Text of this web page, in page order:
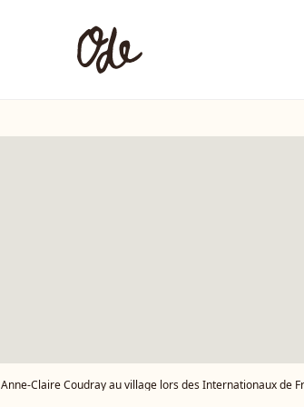
Anne-Claire Coudray au village lors des Internationaux de France de tennis de Roland Garros